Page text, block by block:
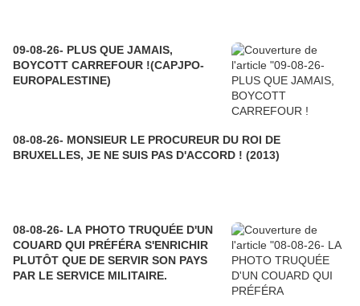
09-08-26- PLUS QUE JAMAIS,
BOYCOTT CARREFOUR !(CAPJPO-
EUROPALESTINE)
08-08-26- MONSIEUR LE PROCUREUR DU ROI DE
BRUXELLES, JE NE SUIS PAS D'ACCORD ! (2013)
08-08-26- LA PHOTO TRUQUÉE D'UN
COUARD QUI PRÉFÉRA S'ENRICHIR
PLUTÔT QUE DE SERVIR SON PAYS
PAR LE SERVICE MILITAIRE.